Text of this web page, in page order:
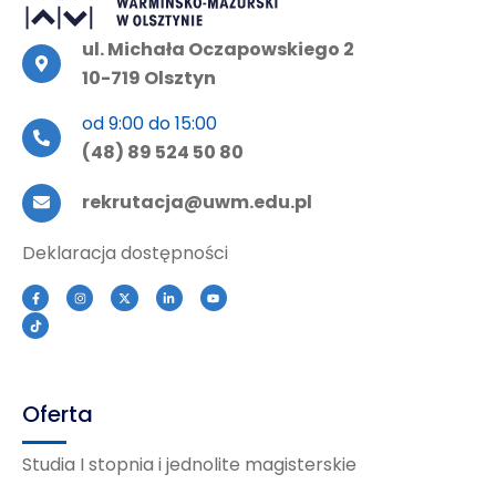
ul. Michała Oczapowskiego 2
10-719 Olsztyn
od 9:00 do 15:00
(48) 89 524 50 80
rekrutacja@uwm.edu.pl
Deklaracja dostępności
Oferta
Studia I stopnia i jednolite magisterskie